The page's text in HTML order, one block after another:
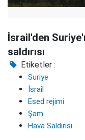
İsrail'den
saldırısı
Etiketler :
Suriye
İsrail
Esed rejimi
Şam
Hava Saldırısı